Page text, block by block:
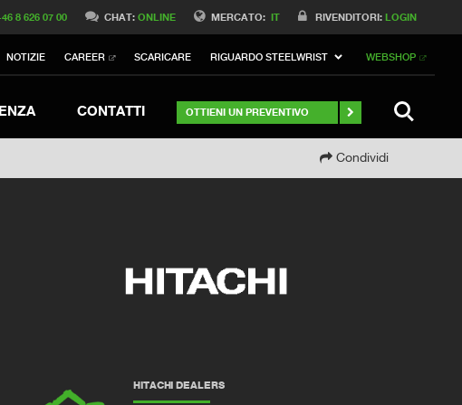
MERCATO: IT RIVENDITORI: LOGIN
8 626 07 00 CHAT:ONLINE
NOTIZIE CAREER SCARICARE RIGUARDO STEELWRIST WEBSHOP
CONTATTI OTTIENI UN PREVENTIVO
Switch to Belgique
Switch to Norway
Switch to Germany
Condividi
HITACHI DEALERS